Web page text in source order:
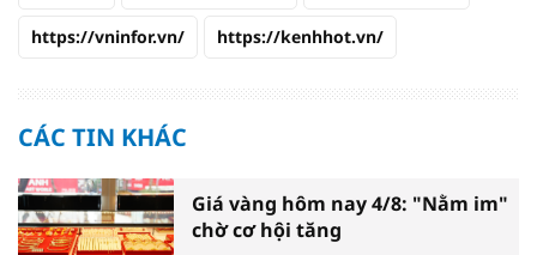
https://vninfor.vn/ https://kenhhot.vn/
CÁC TIN KHÁC
Giá vàng hôm nay 4/8: "Nằm im"
chờ cơ hội tăng